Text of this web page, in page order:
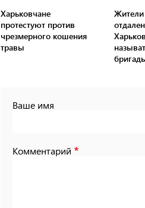
Харьковчане
протестуют против
чрезмерного кошения
травы
Жители
Ваше имя
Комментарий